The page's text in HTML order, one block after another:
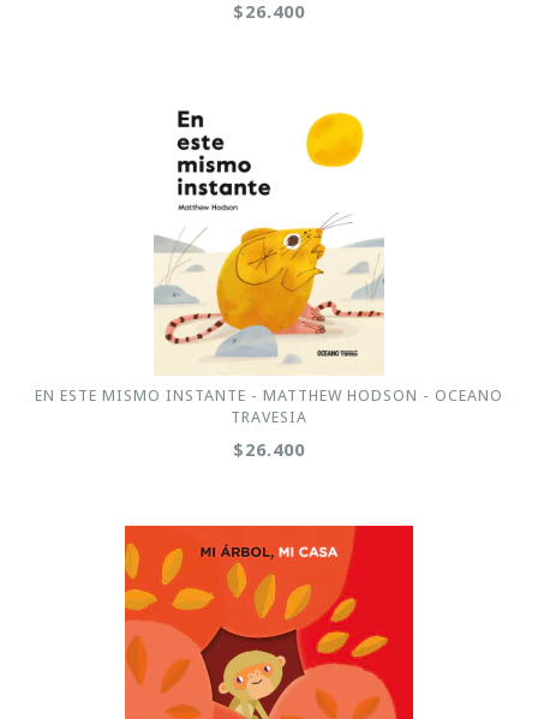
$26.400
EN ESTE MISMO INSTANTE - MATTHEW HODSON - OCEANO
TRAVESIA
$26.400